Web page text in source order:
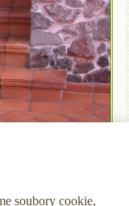
soubory cookie,